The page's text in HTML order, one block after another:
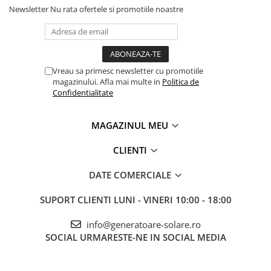
bulk
absorbtie
float
Include compensare automata cu temperatura pentru protejarea
Conectivitate si integrare
Port comunicatie: VE.Direct
Bluetooth: optional (prin modul separat)
Specificatii esentiale
Putere nominala PV: 145W (12V) / 290W (24V)
Dimensiuni: 100 x 113 x 40 mm
Protectii: polaritate inversa, scurtcircuit, temperatura,
Este alegerea potrivita pentru sisteme solare compacte unde vrei
eficienta MPPT si fiabilitate, fara a trece la modele de putere mai
Newsletter Nu rata ofertele si promotiile noastre
Vreau sa primesc newsletter cu promotiile
magazinului. Afla mai multe in Politica de
Confidentialitate
MAGAZINUL MEU
CLIENTI
DATE COMERCIALE
SUPORT CLIENTI LUNI - VINERI 10:00 - 18:00
info@generatoare-solare.ro
SOCIAL URMARESTE-NE IN SOCIAL MEDIA